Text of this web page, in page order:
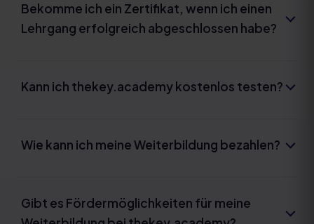
Bekomme ich ein Zertifikat, wenn ich einen
Lehrgang erfolgreich abgeschlossen habe?
Kann ich thekey.academy kostenlos testen?
Wie kann ich meine Weiterbildung bezahlen?
Gibt es Fördermöglichkeiten für meine